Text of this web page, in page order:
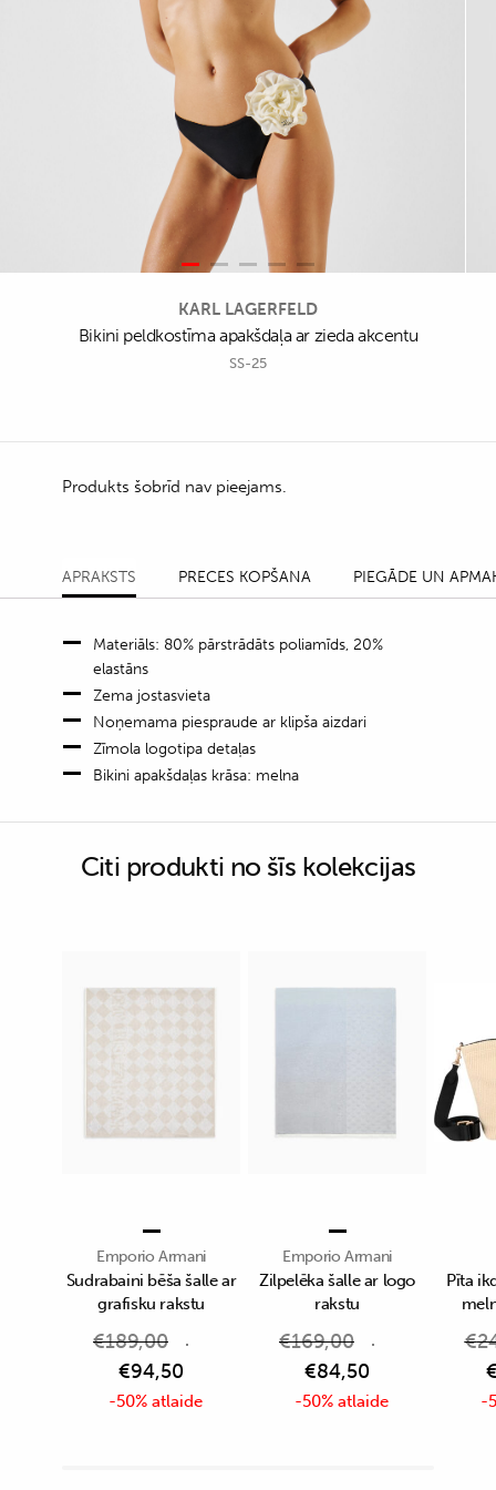
KARL LAGERFELD
Bikini peldkostīma apakšdaļa ar zieda akcentu
SS-25
Produkts šobrīd nav pieejams.
APRAKSTS PRECES KOPŠANA PIEGĀDE UN
Materiāls: 80% pārstrādāts poliamīds, 20%
elastāns
Zema jostasvieta
Noņemama piespraude ar klipša aizdari
Zīmola logotipa detaļas
Bikini apakšdaļas krāsa: melna
Citi produkti no šīs kolekcijas
Emporio Armani
Sudrabaini bēša šalle ar
grafisku rakstu
€189,00
€94,50
-50% atlaide
Emporio Armani
Zilpelēka šalle ar logo
rakstu
€169,00
€84,50
-50% atlaide
Pīta
€
-